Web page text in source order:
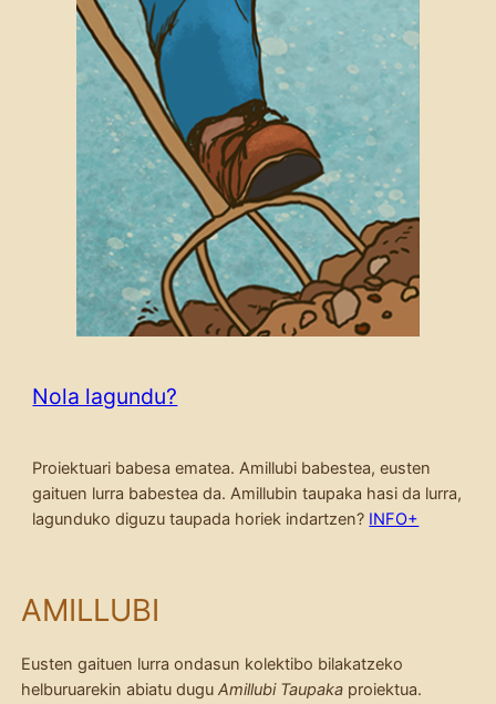
Nola lagundu?
Proiektuari babesa ematea. Amillubi babestea, eusten
gaituen lurra babestea da. Amillubin taupaka hasi da lurra,
lagunduko diguzu taupada horiek indartzen? INFO+
AMILLUBI
Eusten gaituen lurra ondasun kolektibo bilakatzeko
helburuarekin abiatu dugu Amillubi Taupakaproiektua.